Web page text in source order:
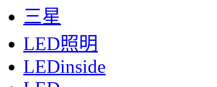
三星
LED照明
LEDinside